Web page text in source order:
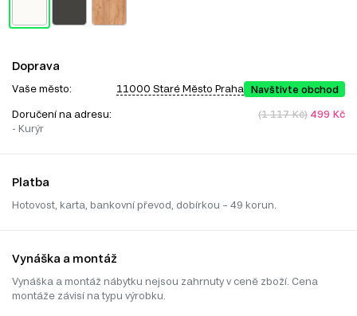
Doprava
Vaše město: 11000 Staré Město Praha Navštivte obchod
Doručení na adresu:
- Kurýr
(1 117 Kč) 499 Kč
Platba
Hotovost, karta, bankovní převod, dobírkou – 49 korun.
Vynáška a montáž
Vynáška a montáž nábytku nejsou zahrnuty v ceně zboží. Cena
montáže závisí na typu výrobku.